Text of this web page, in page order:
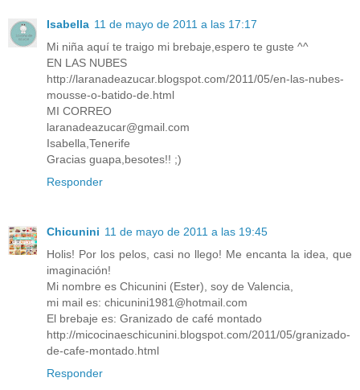
Isabella 11 de mayo de 2011 a las 17:17
Mi niña aquí te traigo mi brebaje,espero te guste ^^
EN LAS NUBES
http://laranadeazucar.blogspot.com/2011/05/en-las-nubes-
mousse-o-batido-de.html
MI CORREO
laranadeazucar@gmail.com
Isabella,Tenerife
Gracias guapa,besotes!! ;)
Responder
Chicunini 11 de mayo de 2011 a las 19:45
Holis! Por los pelos, casi no llego! Me encanta la idea, que
imaginación!
Mi nombre es Chicunini (Ester), soy de Valencia,
mi mail es: chicunini1981@hotmail.com
El brebaje es: Granizado de café montado
http://micocinaeschicunini.blogspot.com/2011/05/granizado-
de-cafe-montado.html
Responder